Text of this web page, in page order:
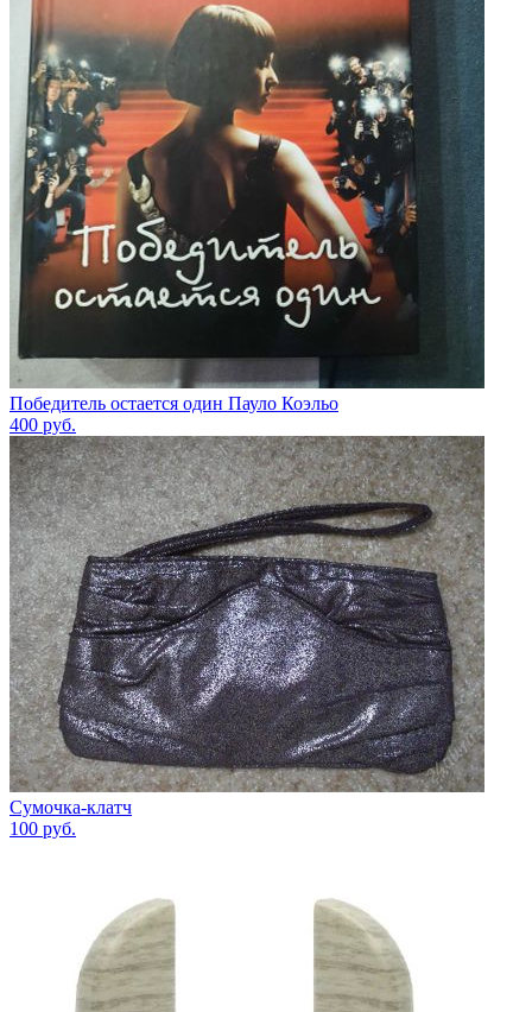
Победитель остается один Пауло Коэльо
400 руб.
Сумочка-клатч
100 руб.